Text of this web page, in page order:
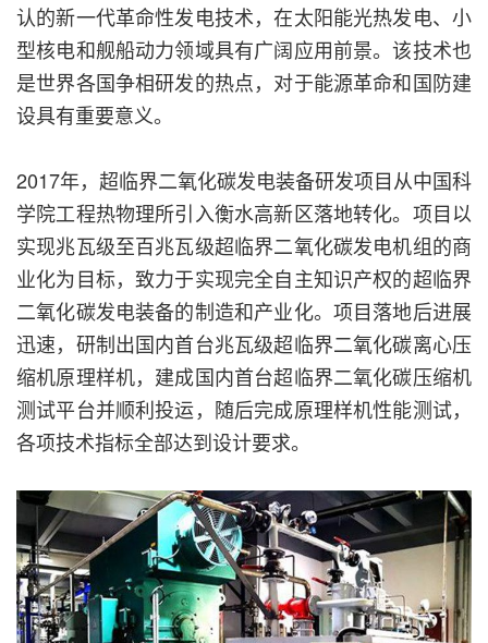
认的新一代革命性发电技术，在太阳能光热发电、小
型核电和舰船动力领域具有广阔应用前景。该技术也
是世界各国争相研发的热点，对于能源革命和国防建
设具有重要意义。
2017年，超临界二氧化碳发电装备研发项目从中国科
学院工程热物理所引入衡水高新区落地转化。项目以
实现兆瓦级至百兆瓦级超临界二氧化碳发电机组的商
业化为目标，致力于实现完全自主知识产权的超临界
二氧化碳发电装备的制造和产业化。项目落地后进展
迅速，研制出国内首台兆瓦级超临界二氧化碳离心压
缩机原理样机，建成国内首台超临界二氧化碳压缩机
测试平台并顺利投运，随后完成原理样机性能测试，
各项技术指标全部达到设计要求。